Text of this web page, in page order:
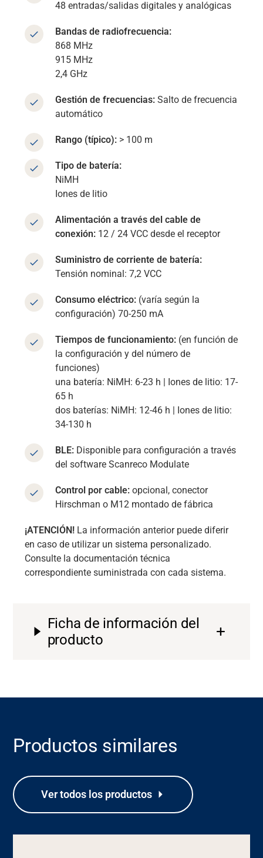
48 entradas/salidas digitales y analógicas
Bandas de radiofrecuencia:
868 MHz
915 MHz
2,4 GHz
Gestión de frecuencias: Salto de frecuencia
automático
Rango (típico): > 100 m
Tipo de batería:
NiMH
Iones de litio
Alimentación a través del cable de
conexión: 12 / 24 VCC desde el receptor
Suministro de corriente de batería:
Tensión nominal: 7,2 VCC
Consumo eléctrico: (varía según la
configuración) 70-250 mA
Tiempos de funcionamiento: (en función de
la configuración y del número de
funciones)
una batería: NiMH: 6-23 h | Iones de litio: 17-
65 h
dos baterías: NiMH: 12-46 h | Iones de litio:
34-130 h
BLE: Disponible para configuración a través
del software Scanreco Modulate
Control por cable:opcional, conector
Hirschman o M12 montado de fábrica
¡ATENCIÓN! La información anterior puede diferir
en caso de utilizar un sistema personalizado.
Consulte la documentación técnica
correspondiente suministrada con cada sistema.
Ficha de información del
producto
Productos similares
Ver todos los productos